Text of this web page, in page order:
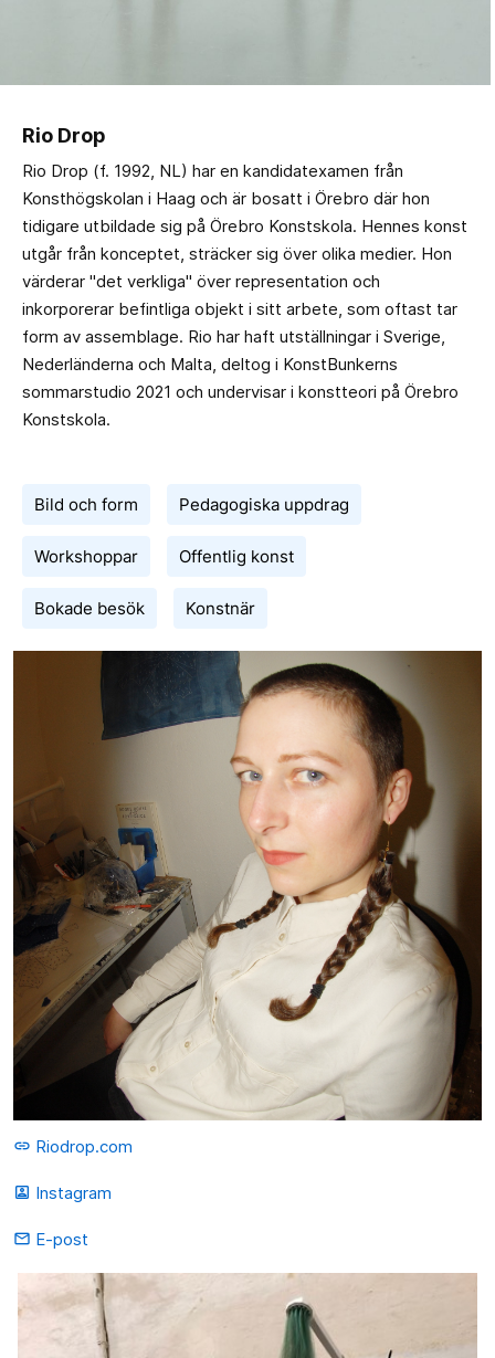
Rio Drop
Rio Drop (f. 1992, NL) har en kandidatexamen från
Konsthögskolan i Haag och är bosatt i Örebro där hon
tidigare utbildade sig på Örebro Konstskola. Hennes konst
utgår från konceptet, sträcker sig över olika medier. Hon
värderar "det verkliga" över representation och
inkorporerar befintliga objekt i sitt arbete, som oftast tar
form av assemblage. Rio har haft utställningar i Sverige,
Nederländerna och Malta, deltog i KonstBunkerns
sommarstudio 2021 och undervisar i konstteori på Örebro
Konstskola.
Bild och form Pedagogiska uppdrag
Workshoppar Offentlig konst
Bokade besök Konstnär
link Riodrop.com
portrait Instagram
mail E-post